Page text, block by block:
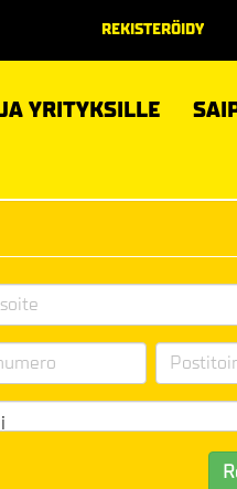
REKISTERÖIDY
YRITYKSILLE